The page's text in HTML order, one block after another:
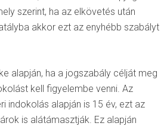
szerint, ha az elkövetés után
akkor ezt az enyhébb szabályt
alapján, ha a jogszabály célját meg
kell figyelembe venni. Az
indokolás alapján is 15 év, ezt az
is alátámasztják. Ez alapján